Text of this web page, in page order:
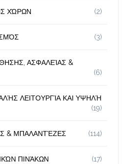
ΧΏΡΩΝ (2)
(3)
ΑΣΦΑΛΕΊΑΣ &
(6)
ΛΕΙΤΟΥΡΓΊΑ ΚΑΙ ΥΨΗΛΉ
(19)
& ΜΠΑΛΑΝΤΈΖΕΣ (114)
ΠΙΝΆΚΩΝ (17)